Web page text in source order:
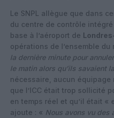
Le SNPL allègue que dans
du centre de contrôle intégré
base à l’aéroport de
opérations de l’ensemble du
la dernière minute pour
le matin alors qu’ils savaient
nécessaire, aucun équipage
que l’ICC était trop sollicité
en temps réel et qu’il était «
ajoute : « Nous avons vu des